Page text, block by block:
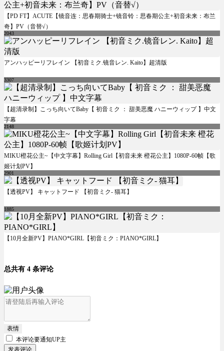
【PD FT】ACUTE【镜音连：思春期骑士+镜音铃：思春期公主+初音未来：布兰
奇】PV（音替√）
2043
アンハッピーリフレイン 【初音ミク.镜音レン. Kaito】超清版
3307
【超清录制】こっち向いてBaby【 初音ミク ： 甜美恶魔 ハニーウィップ 】中文
字幕
2148
MIKU橙花公主~【中文字幕】Rolling Girl【初音未来 橙花公主】1080P-60帧【歌
姬计划PV】
2901
【透视PV】 キャットフード 【初音ミク- 猫耳】
1885
【10月全新PV】PIANO*GIRL【初音ミク：PIANO*GIRL】
总共有 4 条评论
表情
本评论要通知UP主
发表评论